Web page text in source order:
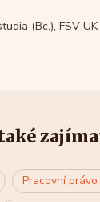
(Bc.), FSV UK
Pracovní právo